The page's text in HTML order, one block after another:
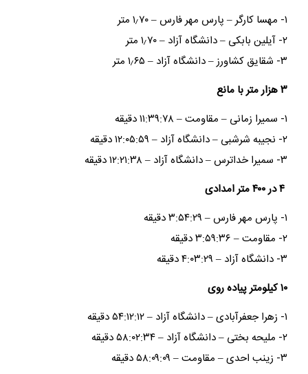
۱- مهسا کارگر – پارس مهر فارس – ۱٫۷۰ متر
۲- آیلین بابکی – دانشگاه آزاد – ۱٫۷۰ متر
۳- شقایق کشاورز – دانشگاه آزاد – ۱٫۶۵ متر
۳ هزار متر با مانع
۱- سمیرا زمانی – مقاومت – ۱۱:۳۹:۷۸ دقیقه
۲- نجیبه شرشبی – دانشگاه آزاد – ۱۲:۰۵:۵۹ دقیقه
۳- سمیرا خداترس – دانشگاه آزاد – ۱۲:۲۱:۳۸ دقیقه
۱- پارس مهر فارس – ۳:۵۴:۲۹ دقیقه
۲- مقاومت – ۳:۵۹:۳۶ دقیقه
۳- دانشگاه آزاد – ۴:۰۳:۲۹ دقیقه
۱۰ کیلومتر پیاده روی
۱- زهرا جعفرآبادی – دانشگاه آزاد – ۵۴:۱۲:۱۲ دقیقه
۲- ملیحه بختی – دانشگاه آزاد – ۵۸:۰۲:۳۴ دقیقه
۳- زینب احدی – مقاومت – ۵۸:۰۹:۰۹ دقیقه